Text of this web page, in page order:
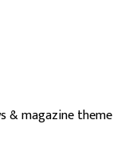
& magazine theme